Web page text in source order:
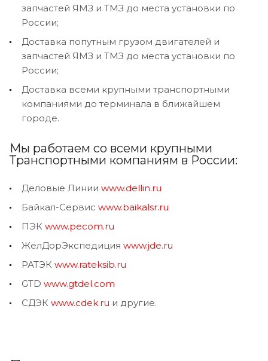
запчастей ЯМЗ и ТМЗ до места установки по
России;
Доставка попутным грузом двигателей и
запчастей ЯМЗ и ТМЗ до места установки по
России;
Доставка всеми крупными транспортными
компаниями до терминала в ближайшем
городе.
Мы работаем со всеми крупными
Транспортными компаниям в России:
Деловые Линии www.dellin.ru
Байкал-Сервис www.baikalsr.ru
ПЭК www.pecom.ru
ЖелДорЭкспедиция www.jde.ru
РАТЭК www.rateksib.ru
GTD www.gtdel.com
СДЭК www.cdek.ru и другие.